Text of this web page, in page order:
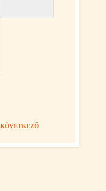
KÖVETKEZŐ